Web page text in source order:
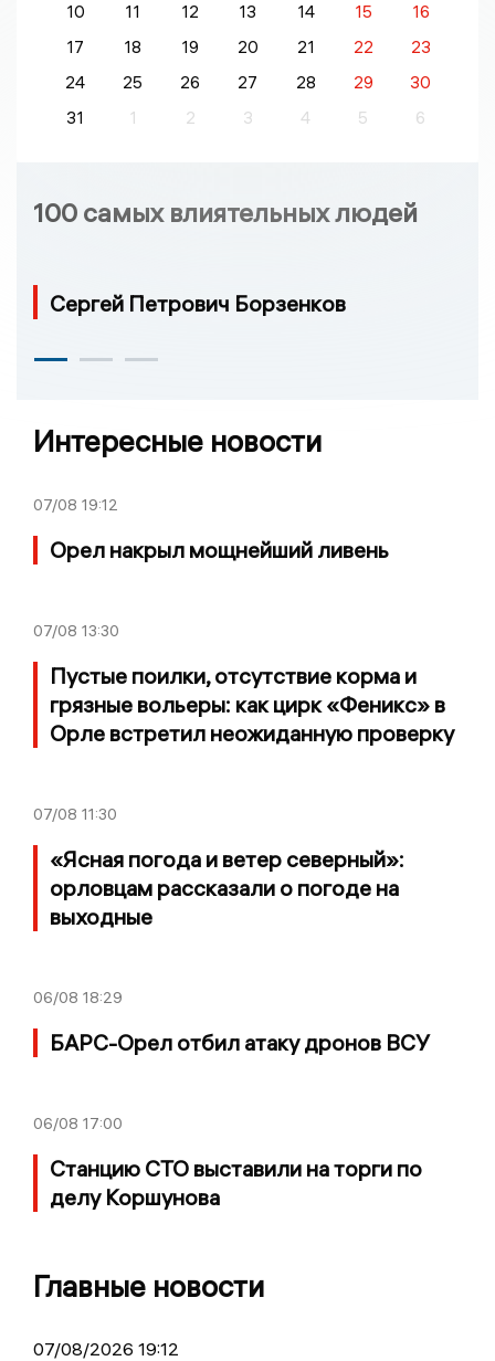
10 11 12 13 14 15
16
17
18 19 20 21 22
23
24
25 26 27 28 29
30
31
1 2 3 4 5 6
100 самых влиятельных людей
Сергей Петрович Борзенков
Интересные новости
07/08 19:12
Орел накрыл мощнейший ливень
07/08 13:30
Пустые поилки, отсутствие корма и
грязные вольеры: как цирк «Феникс» в
Орле встретил неожиданную проверку
07/08 11:30
«Ясная погода и ветер северный»:
орловцам рассказали о погоде на
выходные
06/08 18:29
БАРС-Орел отбил атаку дронов ВСУ
06/08 17:00
Станцию СТО выставили на торги по
делу Коршунова
Главные новости
07/08/2026 19:12